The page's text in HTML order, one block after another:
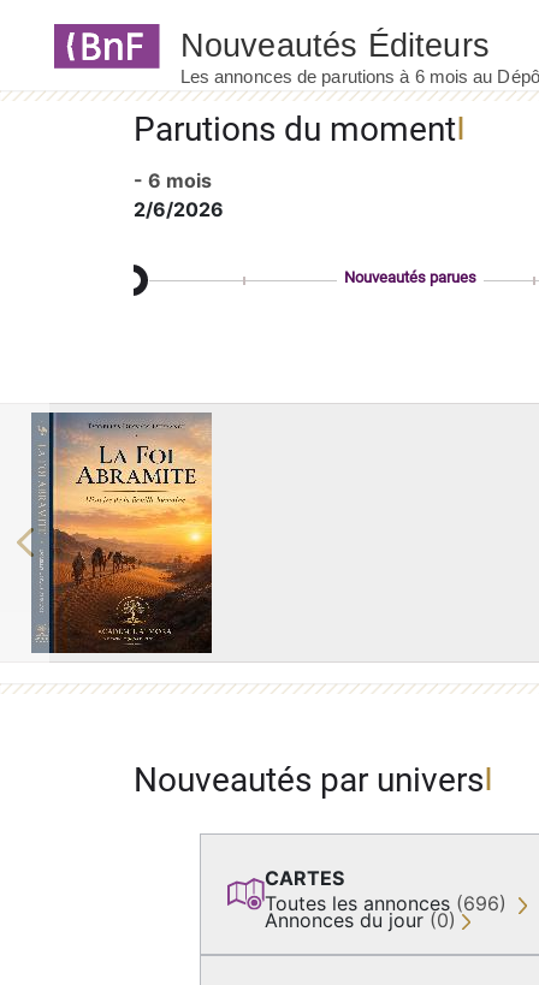
Parutions du moment
- 6 mois
2/6/2026
Nouveautés parues
Previous
Nouveautés par univers
CARTES
Toutes les annonces (696)
Annonces du jour (0)